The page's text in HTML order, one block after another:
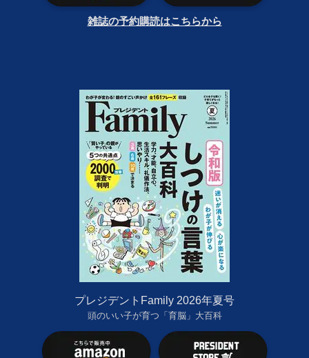
雑誌の予約購読はこちらから
プレジデントFamily 2026年夏号
頭のいい子が育つ「育脳」大百科